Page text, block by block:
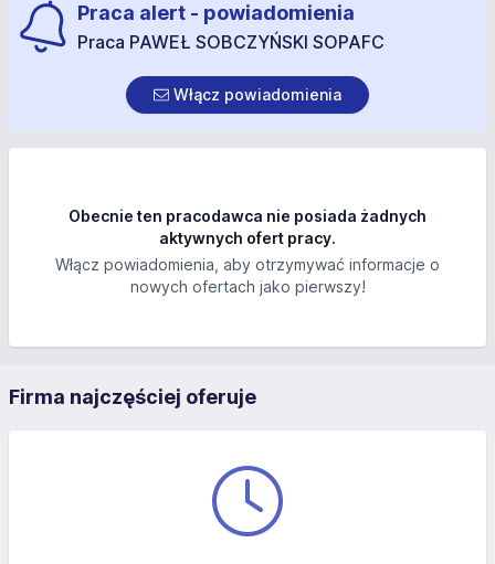
Praca alert - powiadomienia
Praca PAWEŁ SOBCZYŃSKI SOPAFC
Włącz powiadomienia
Obecnie ten pracodawca nie posiada żadnych
aktywnych ofert pracy.
Włącz powiadomienia, aby otrzymywać informacje o
nowych ofertach jako pierwszy!
Firma najczęściej oferuje